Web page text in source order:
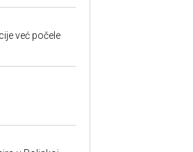
već počele